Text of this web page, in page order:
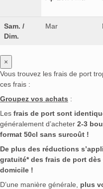
Sam. /
Dim.
Mar
×
Vous trouvez les frais de port
ces frais :
Groupez vos achats :
Les frais de port sont
généralement d’acheter 2-3
format 50cl sans surcoût !
De plus des réductions
gratuité* des frais de port dès
domicile !
D’une manière générale, plus